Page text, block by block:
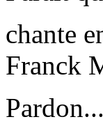
chante
Franck